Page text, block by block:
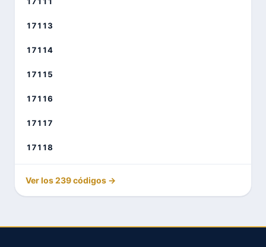
17113
17114
17115
17116
17117
17118
Ver los 239 códigos →